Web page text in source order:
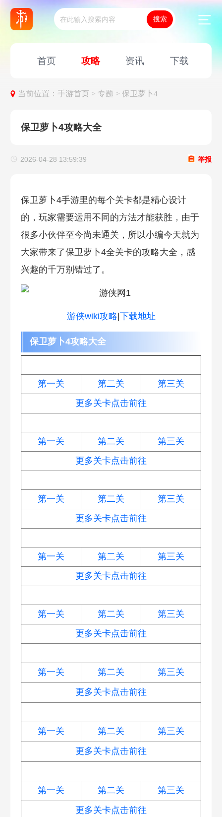
首页 攻略 资讯 下载
当前位置：手游首页 >专题 >保卫萝卜4
保卫萝卜4攻略大全
2026-04-28 13:59:39 举报
保卫萝卜4手游里的每个关卡都是精心设计
的，玩家需要运用不同的方法才能获胜，由于
很多小伙伴至今尚未通关，所以小编今天就为
大家带来了保卫萝卜4全关卡的攻略大全，感
兴趣的千万别错过了。
游侠wiki攻略 下载地址
保卫萝卜4攻略大全
第一关
第二关
第三关
更多关卡点击前往
第一关
第二关
第三关
更多关卡点击前往
第一关
第二关
第三关
更多关卡点击前往
第一关
第二关
第三关
更多关卡点击前往
第一关
第二关
第三关
更多关卡点击前往
第一关
第二关
第三关
更多关卡点击前往
第一关
第二关
第三关
更多关卡点击前往
第一关
第二关
第三关
更多关卡点击前往